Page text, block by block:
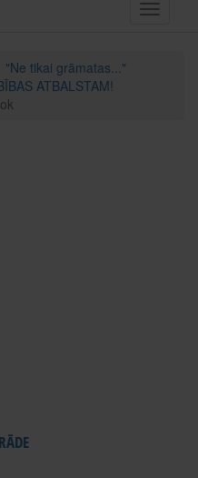
Toggle
"Ne tikai grāmatas..."
ATBALSTAM!